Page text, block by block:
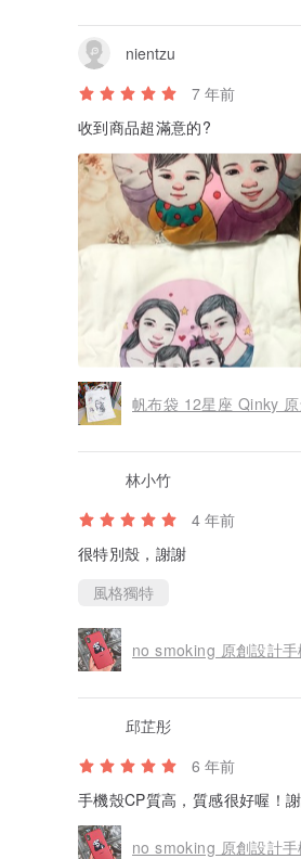
nientzu
7 年前
收到商品超滿意的?
帆布袋 12星座 Qinky
林小竹
4 年前
很特別殼，謝謝
風格獨特
no smoking 原創設計
邱芷彤
6 年前
手機殼CP質高，質感很好喔！
no smoking 原創設計